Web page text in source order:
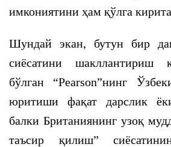
имкониятини ҳам қўлга
Шундай экан, бутун бир
сиёсатини шакллантириш
бўлган “Pearson”нинг
юритиши фақат дарслик
балки Британиянинг узоқ
таъсир қилиш”